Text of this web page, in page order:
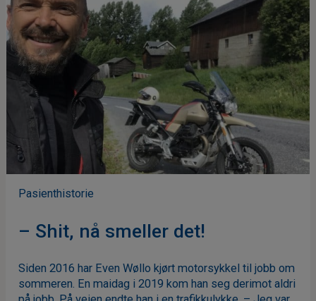
Pasienthistorie
– Shit, nå smeller det!
Siden 2016 har Even Wøllo kjørt motorsykkel til jobb om
sommeren. En maidag i 2019 kom han seg derimot aldri